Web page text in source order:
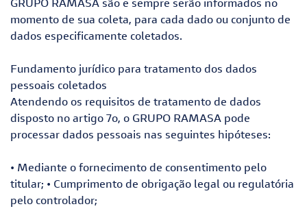
GRUPO RAMASA são e sempre serão informados no
momento de sua coleta, para cada dado ou conjunto de
dados especificamente coletados.
Fundamento jurídico para tratamento dos dados
pessoais coletados
Atendendo os requisitos de tratamento de dados
disposto no artigo 7o, o GRUPO RAMASA pode
processar dados pessoais nas seguintes hipóteses:
• Mediante o fornecimento de consentimento pelo
titular; • Cumprimento de obrigação legal ou regulatória
pelo controlador;